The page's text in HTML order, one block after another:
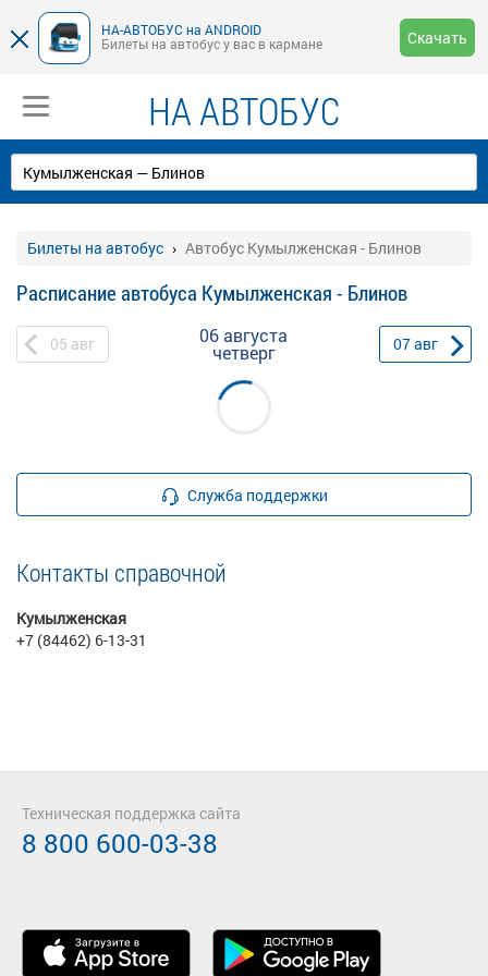
НА-АВТОБУС на ANDROID
Билеты на автобус у вас в кармане
Скачать
НА АВТОБУС
Билеты на автобус Автобус Кумылженская - Блинов
Расписание автобуса Кумылженская - Блинов
05 авг 06 августа
четверг 07авг
Служба поддержки
Контакты справочной
Кумылженская
+7 (84462) 6-13-31
Техническая поддержка сайта
8 800 600-03-38